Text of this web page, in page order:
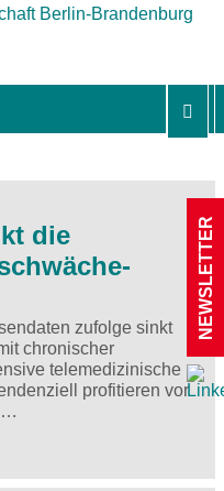
die
zufolge sinkt
chronischer
telemedizinische
profitieren vor
NEWSLETTER